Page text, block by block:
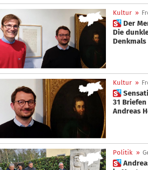
Kultur »
 Der Mensch Andreas Hofer:
Die
Denkmals
Kultur »
 Sensationsfund: Mappe mit
31
Andreas
Politik »
 Andreas-Hofer-Gedenktafel